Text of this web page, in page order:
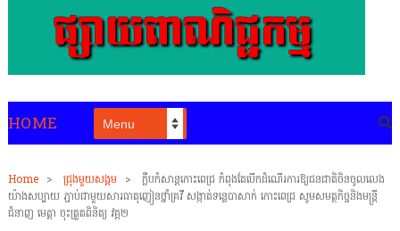
HOME
Home > ជ្រុងមួយសង្គម >
ក្លឹបកំសាន្តកោះពេជ្រ កំពុងតែបើកដំណើរការឱ្យជនជាតិចិនចូលលេង
យ៉ាងសប្បាយ ភ្ជាប់ជាមួយសារធាតុញៀនថ្នាំគ្រវី សង្កាត់ទន្លេបាសាក់ កោះពេជ្រ សូមសមត្ថកិច្ចនិងមន្ត្រី
ជំនាញ មេត្តា ចុះត្រួតពិនិត្យ វគ្គ២